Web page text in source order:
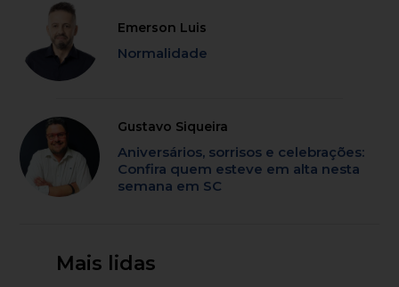
Emerson Luis
Normalidade
Gustavo Siqueira
Aniversários, sorrisos e celebrações:
Confira quem esteve em alta nesta
semana em SC
Mais lidas